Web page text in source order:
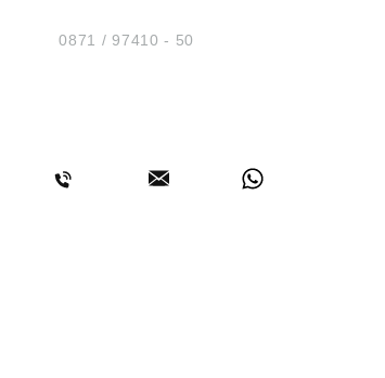
Tel.:0871 / 97410 - 50